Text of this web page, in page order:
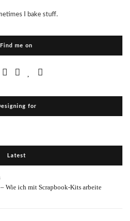
I bake stuff.
Find me on
for
Latest
Wie ich mit Scrapbook-Kits arbeite